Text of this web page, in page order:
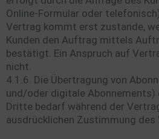
Online-Formular oder
Vertrag kommt erst zustande,
Kunden den Auftrag mittels
bestätigt. Ein Anspruch auf
nicht.
4.1.6. Die Übertragung von
und/oder digitale Abonnements)
Dritte bedarf während der
ausdrücklichen Zustimmung des